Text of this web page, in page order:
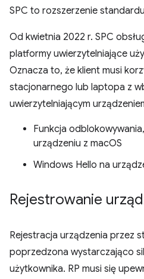
SPC to rozszerzenie
Od kwietnia 2022 r. SPC
platformy uwierzytelniające
Oznacza to, że klient musi
stacjonarnego lub laptopa z
uwierzytelniającym
Funkcja
urządzeniu z macOS
Windows Hello na
Rejestrowanie
Rejestracja urządzenia przez
poprzedzona wystarczająco
użytkownika. RP musi się